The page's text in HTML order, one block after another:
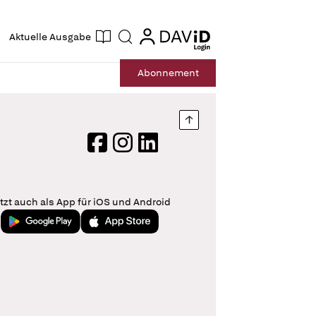
Aktuelle Ausgabe Suche login
login
Abonnement
Nach oben springen
FacebookInstagram
LinkedIn
auch als App für iOS und Android
Jetzt bei Google PlayLaden im App Store